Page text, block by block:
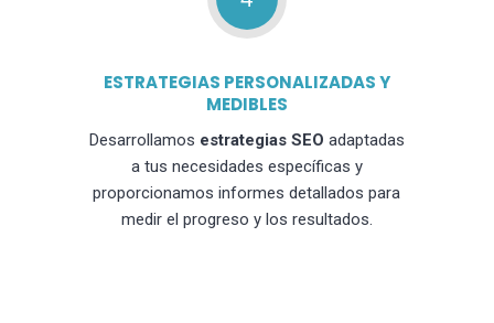
ESTRATEGIAS PERSONALIZADAS Y
MEDIBLES
Desarrollamos estrategias SEO adaptadas
a tus necesidades específicas y
proporcionamos informes detallados para
medir el progreso y los resultados.